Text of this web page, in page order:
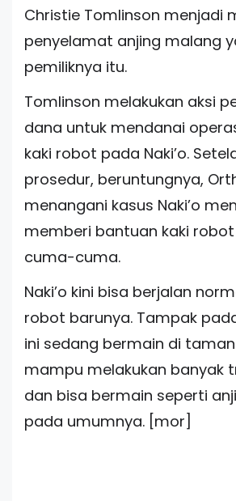
Christie Tomlinson menjadi
penyelamat anjing malang
pemiliknya itu.
Tomlinson melakukan aksi
dana untuk mendanai
kaki robot pada Naki’o.
prosedur, beruntungnya,
menangani kasus Naki’o
memberi bantuan kaki
cuma-cuma.
Naki’o kini bisa berjalan
robot barunya. Tampak
ini sedang bermain di
mampu melakukan banyak
dan bisa bermain seperti
pada umumnya. [mor]